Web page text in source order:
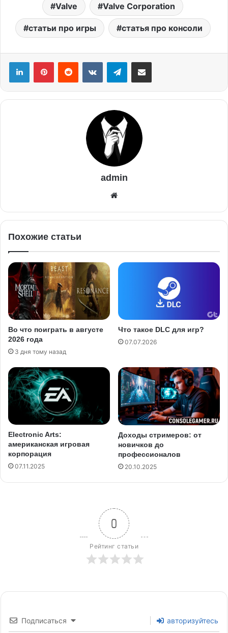
Valve Valve Corporation
статьи про игры статья про консоли
admin
Похожие статьи
Во что поиграть в августе
2026 года
3 дня тому назад
Что такое DLC для игр?
07.07.2026
Electronic Arts:
американская игровая
корпорация
07.11.2025
Доходы стримеров: от
новичков до
профессионалов
20.10.2025
0
Рейтинг статьи
Подписаться авторизуйтесь